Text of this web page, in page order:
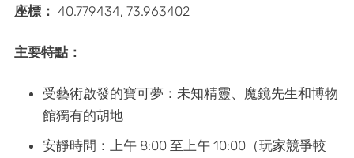
座標： 40.779434, 73.963402
主要特點：
受藝術啟發的寶可夢：未知精靈、魔鏡先生和博物
館獨有的胡地
安靜時間：上午 8:00 至上午 10:00（玩家競爭較